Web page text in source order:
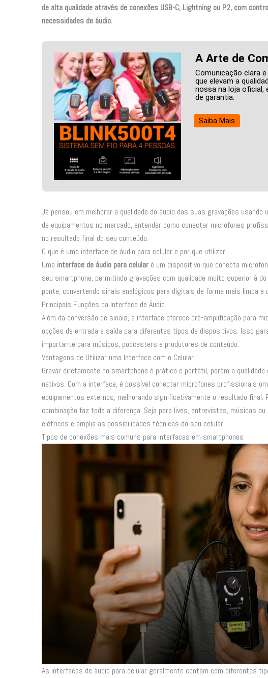
de alta qualidade através de conexões USB-C, Lightning ou P2, com
necessidades de áudio.
A Arte de
Comunicação clara
que elevam a
nossa na loja oficial,
de garantia.
Saiba Mais
Já pensou em melhorar a qualidade do áudio das suas gravações usando
de equipamentos no mercado, entender como conectar microfones
no resultado final do seu conteúdo.
O que é uma interface de áudio para celular e por que utilizar
Uma interface de áudio para celular é um dispositivo que conecta
seu smartphone, permitindo gravações com qualidade muito superior à
ponte, convertendo sinais analógicos para digitais de forma mais limpa e
Principais Funções da Interface de Áudio
Além da conversão de sinais, a interface oferece pré-amplificação para
opções de entrada e saída para diferentes tipos de dispositivos. Isso
importante para músicos, podcasters e produtores de conteúdo.
Vantagens de Utilizar uma Interface com o Celular
Gravar diretamente no smartphone é prático e portátil, porém a
nativos. Com a interface, é possível conectar microfones profissionais
equipamentos externos, melhorando significativamente o resultado final.
combinação faz toda a diferença. Seja para lives, entrevistas, músicas
elétricos e amplia as possibilidades técnicas do seu celular.
Tipos de conexões mais comuns para interfaces em smartphones
As interfaces de áudio para celular geralmente contam com diferentes